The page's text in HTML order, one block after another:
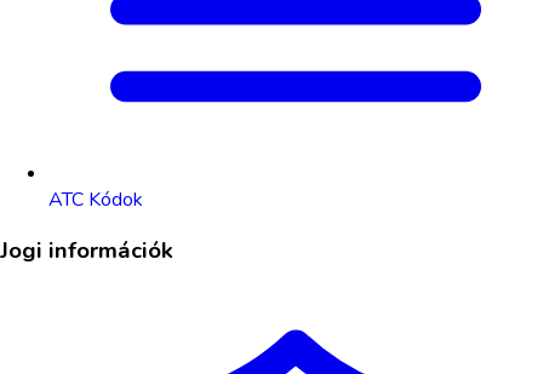
ATC Kódok
Jogi információk